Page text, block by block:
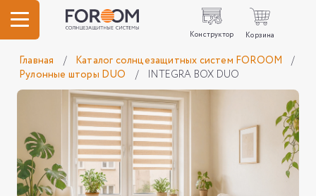
Конструктор Корзина
Главная / Каталог солнцезащитных систем FOROOM
/
Рулонные шторы DUO
/ INTEGRA BOX DUO